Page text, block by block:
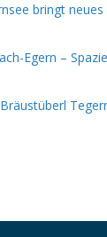
bringt neues
Egern –